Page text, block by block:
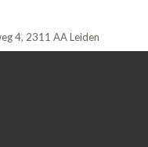
4, 2311 AA Leiden